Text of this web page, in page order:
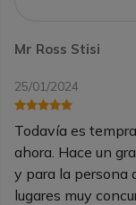
Mr Ross Stisi
25/01/2024
Todavía es
ahora. Hace un
y para la persona
lugares muy